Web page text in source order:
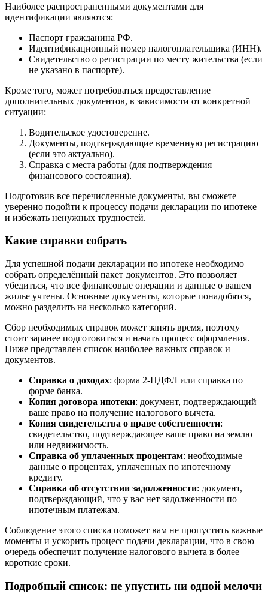
Наиболее распространенными документами для
идентификации являются:
Паспорт гражданина РФ.
Идентификационный номер налогоплательщика (ИНН).
Свидетельство о регистрации по месту жительства (если
не указано в паспорте).
Кроме того, может потребоваться предоставление
дополнительных документов, в зависимости от конкретной
ситуации:
Водительское удостоверение.
Документы, подтверждающие временную регистрацию
(если это актуально).
Справка с места работы (для подтверждения
финансового состояния).
Подготовив все перечисленные документы, вы сможете
уверенно подойти к процессу подачи декларации по ипотеке
и избежать ненужных трудностей.
Какие справки собрать
Для успешной подачи декларации по ипотеке необходимо
собрать определённый пакет документов. Это позволяет
убедиться, что все финансовые операции и данные о вашем
жилье учтены. Основные документы, которые понадобятся,
можно разделить на несколько категорий.
Сбор необходимых справок может занять время, поэтому
стоит заранее подготовиться и начать процесс оформления.
Ниже представлен список наиболее важных справок и
документов.
Справка о доходах: форма 2-НДФЛ или справка по
форме банка.
Копия договора ипотеки: документ, подтверждающий
ваше право на получение налогового вычета.
Копия свидетельства о праве собственности:
свидетельство, подтверждающее ваше право на землю
или недвижимость.
Справка об уплаченных процентам: необходимые
данные о процентах, уплаченных по ипотечному
кредиту.
Справка об отсутствии задолженности: документ,
подтверждающий, что у вас нет задолженности по
ипотечным платежам.
Соблюдение этого списка поможет вам не пропустить важные
моменты и ускорить процесс подачи декларации, что в свою
очередь обеспечит получение налогового вычета в более
короткие сроки.
Подробный список: не упустить ни одной мелочи